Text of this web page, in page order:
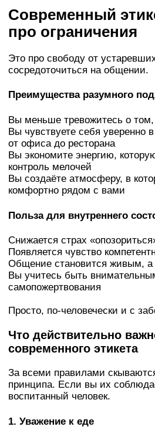
Современный
про ограничения
Это про свободу от
сосредоточиться на общении.
Преимущества разумного
Вы меньше тревожитесь о
Вы чувствуете себя
от офиса до ресторана
Вы экономите энергию,
контроль мелочей
Вы создаёте атмосферу, в
комфортно рядом с вами
Польза для внутреннего
Снижается страх
Появляется чувство
Общение становится живым, а
Вы учитесь быть
самопожертвования
Просто, по-человечески и с
Что действительно
современного этикета
За всеми правилами
принципа. Если вы их
воспитанный человек.
1. Уважение к еде